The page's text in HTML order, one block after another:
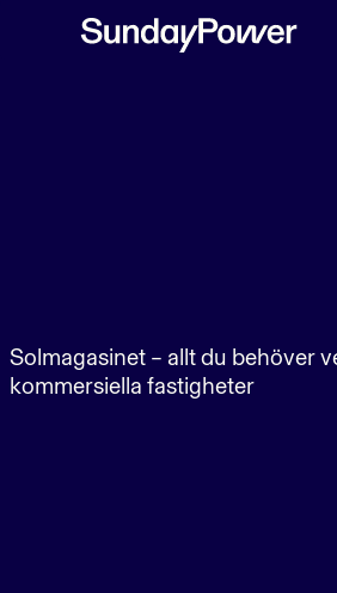
Solmagasinet – allt du behöver
kommersiella fastigheter